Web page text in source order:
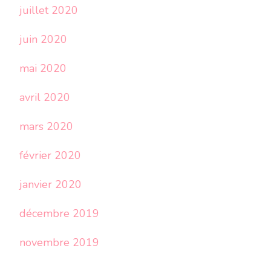
juillet 2020
juin 2020
mai 2020
avril 2020
mars 2020
février 2020
janvier 2020
décembre 2019
novembre 2019